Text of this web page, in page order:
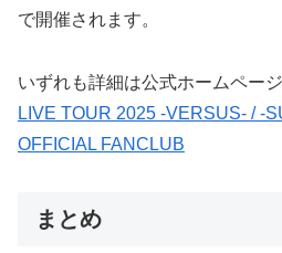
で開催されます。
いずれも詳細は公式ホームペー
LIVE TOUR 2025 -VERSUS- / -
OFFICIAL FANCLUB
まとめ